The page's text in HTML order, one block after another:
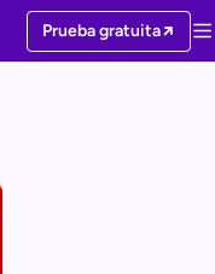
Prueba gratuita